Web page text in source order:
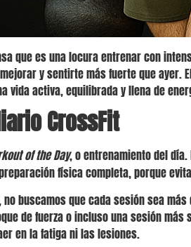
que es una locura entrenar con
y sentirte más fuerte que ayer.
vida activa, equilibrada y llena de
CrossFit
of the Day, o entrenamiento del
física completa, porque
buscamos que cada sesión sea
de fuerza o incluso una sesión
en la fatiga ni las lesiones.